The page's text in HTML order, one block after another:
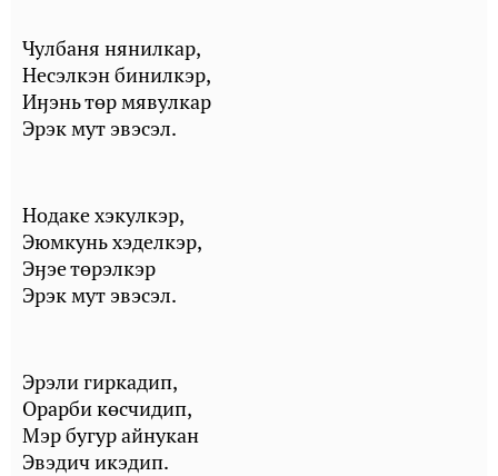
Чулбаня нянилкар,
Несэлкэн бинилкэр,
Иӈэнь төр мявулкар
Эрэк мут эвэсэл.
Нодаке хэкулкэр,
Эюмкунь хэделкэр,
Эӈэе төрэлкэр
Эрэк мут эвэсэл.
Эрэли гиркадип,
Орарби көсчидип,
Мэр бугур айнукан
Эвэдич икэдип.